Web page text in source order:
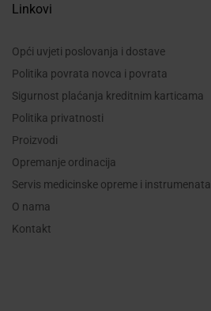
Linkovi
Opći uvjeti poslovanja i dostave
Politika povrata novca i povrata
Sigurnost plaćanja kreditnim karticama
Politika privatnosti
Proizvodi
Opremanje ordinacija
Servis medicinske opreme i instrumenata
O nama
Kontakt